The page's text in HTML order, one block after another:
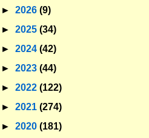
► 2026 (9)
► 2025 (34)
► 2024 (42)
► 2023 (44)
► 2022 (122)
► 2021 (274)
► 2020 (181)